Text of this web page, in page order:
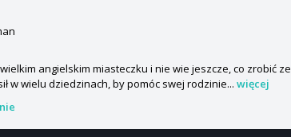
angielskim miasteczku i nie wie jeszcze, co zrobić ze
w wielu dziedzinach, by pomóc swej rodzinie... więcej